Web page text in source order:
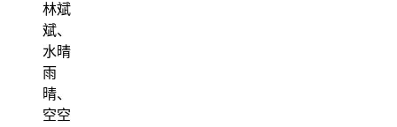
林斌
斌、
水晴
雨
晴、
空空